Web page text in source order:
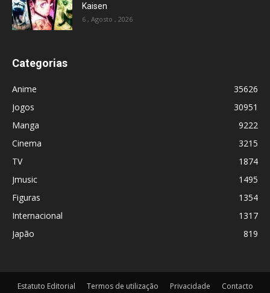
Kaisen
6 , Agosto , 2026
Categorias
Anime
35626
Jogos
30951
Manga
9222
Cinema
3215
TV
1874
Jmusic
1495
Figuras
1354
Internacional
1317
Japão
819
Estatuto Editorial Termos de utilização Privacidade Contacto